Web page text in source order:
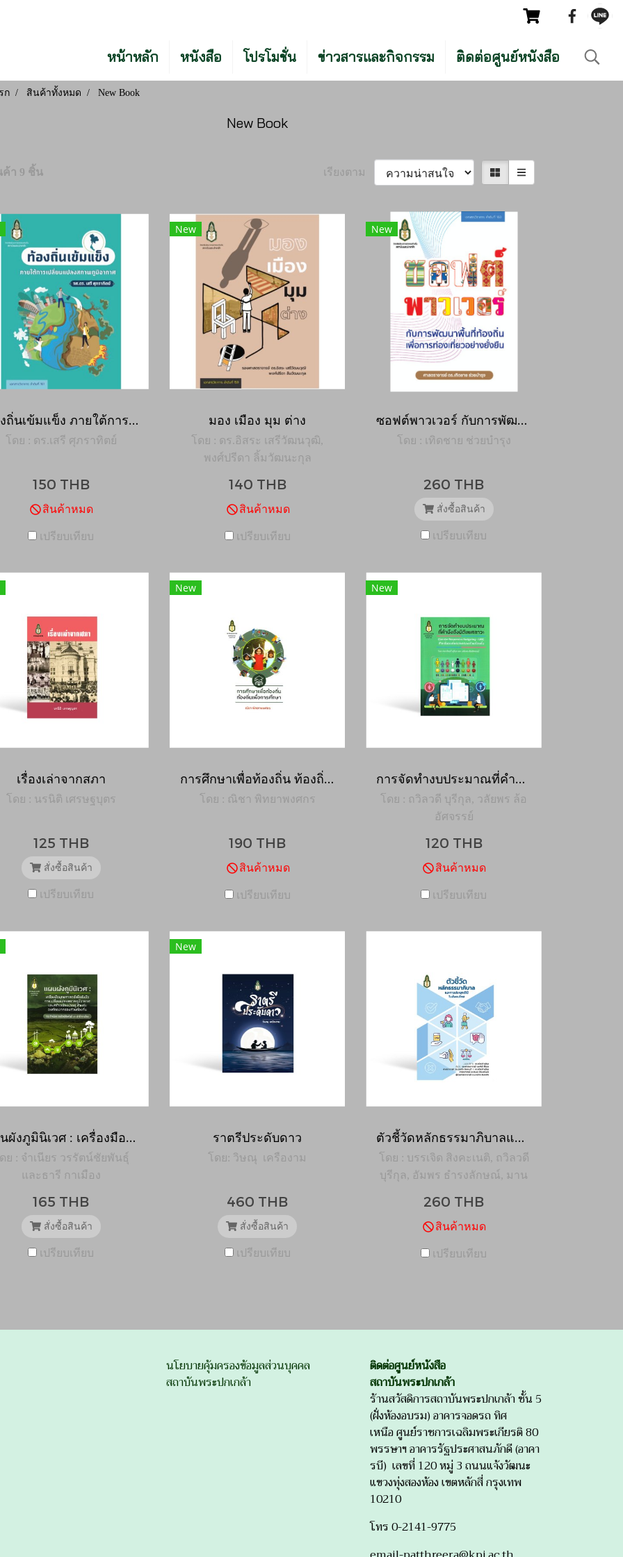
หน้าหลัก หนังสือ โปรโมชั่น ข่าวสารและกิจกรรม ติดต่อศูนย์หนังสือ
ก สินค้าทั้งหมด New Book
New Book
า 9 ชิ้น เรียงตาม
ท้องถิ่นเข้มแข็ง ภายใต้การเปลี่ยนแปลงสภาพภูมิอากาศ
โดย : ดร.เสรี ศุภราทิตย์
150 THB
สินค้าหมด
เปรียบเทียบ
New
มอง เมือง มุม ต่าง
โดย : ดร.อิสระ เสรีวัฒนวุฒิ,
พงศ์ปรีดา ลิ้มวัฒนะกุล
140 THB
สินค้าหมด
เปรียบเทียบ
New
ซอฟต์พาวเวอร์ กับการพัฒนาท้องถิ่นเพื่อการท่องเที่ยวที่ยั่งยืน
โดย : เทิดชาย ช่วยบำรุง
260 THB
สั่งซื้อสินค้า
เปรียบเทียบ
เรื่องเล่าจากสภา
โดย : นรนิติ เศรษฐบุตร
125 THB
สั่งซื้อสินค้า
เปรียบเทียบ
New
การศึกษาเพื่อท้องถิ่น ท้องถิ่นเพื่อการศึกษา
โดย : ณิชา พิทยาพงศกร
190 THB
สินค้าหมด
เปรียบเทียบ
New
การจัดทำงบประมาณที่คำนึงถึงมิติเพศภาวะ (Gender Responsive Budgeting : GRB) สำหรับองค์กรปกครองส่วนท้องถิ่น
โดย : ถวิลวดี บุรีกุล, วลัยพร ล้อ
อัศจรรย์
120 THB
สินค้าหมด
เปรียบเทียบ
แผนผังภูมินิเวศ : เครื่องมือยุทธศาสตร์เพื่อรับมือการเปลี่ยนแปลงสภาพภูมิอากาศและสร้างเมืองน่าอยู่สำหรับองค์กรปกครองส่วนท้องถิ่น
ย : จำเนียร วรรัตน์ชัยพันธุ์
และธารี กาเมือง
165 THB
สั่งซื้อสินค้า
เปรียบเทียบ
New
ราตรีประดับดาว
โดย: วิษณุ เครืองาม
460 THB
สั่งซื้อสินค้า
เปรียบเทียบ
ตัวชี้วัดหลักธรรมาภิบาลและการประยุกต์ใช้ในสังคมไทย
โดย : บรรเจิด สิงคะเนติ, ถวิลวดี
บุรีกุล, อัมพร ธำรงลักษณ์, มาน
260 THB
สินค้าหมด
เปรียบเทียบ
นโยบายคุ้มครองข้อมูลส่วนบุคคล
สถาบันพระปกเกล้า
ติดต่อศูนย์หนังสือ
สถาบันพระปกเกล้า
ร้านสวัสดิการสถาบันพระปกเกล้า ชั้น 5
(ฝั่งห้องอบรม) อาคารจอดรถ ทิศ
เหนือ ศูนย์ราชการเฉลิมพระเกียรติ 80
พรรษาฯ อาคารรัฐประศาสนภักดี (อาคา
รบี) เลขที่ 120 หมู่ 3 ถนนแจ้งวัฒนะ
แขวงทุ่งสองห้อง เขตหลักสี่ กรุงเทพ
10210
โทร 0-2141-9775